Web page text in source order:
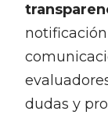
dudas y